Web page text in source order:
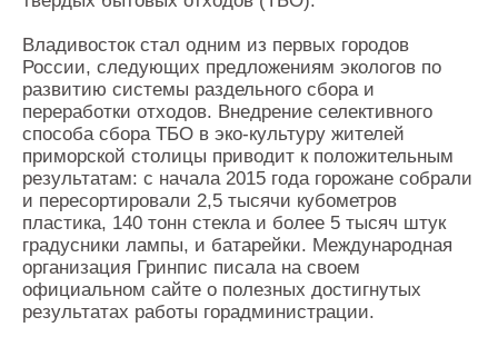
Владивосток стал одним из первых городов
России, следующих предложениям экологов по
развитию системы раздельного сбора и
переработки отходов. Внедрение селективного
способа сбора ТБО в эко-культуру жителей
приморской столицы приводит к положительным
результатам: с начала 2015 года горожане собрали
и пересортировали 2,5 тысячи кубометров
пластика, 140 тонн стекла и более 5 тысяч штук
градусники лампы, и батарейки. Международная
организация Гринпис писала на своем
официальном сайте о полезных достигнутых
результатах работы горадминистрации.